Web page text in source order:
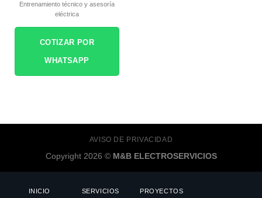
Entrenamiento técnico y asesoría
eléctrica
COTIZAR POR
WHATSAPP
INICIO SERVICIOS PROYECTOS
AVISO DE PRIVACIDAD
Copyright 2026 © M&B ELECTROSERVICIOS